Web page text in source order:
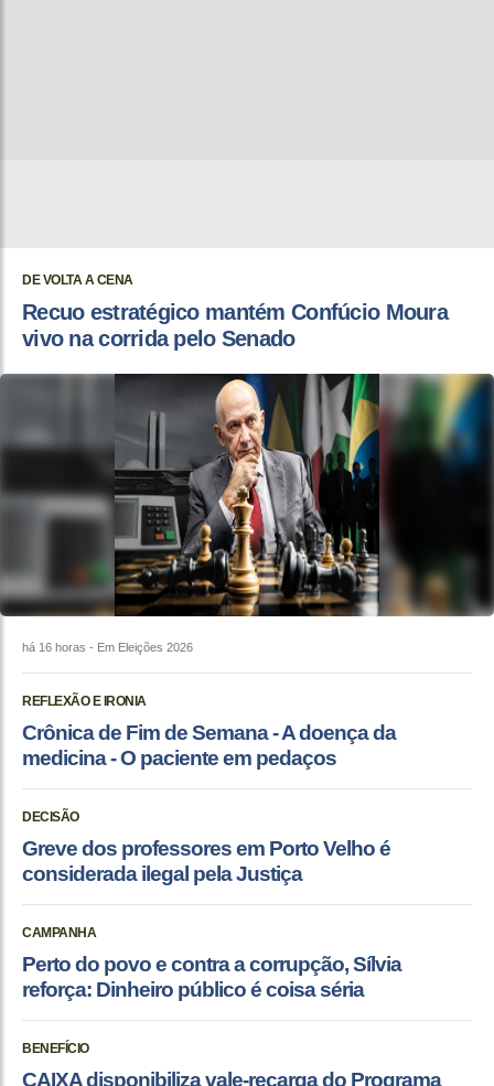
DE VOLTA A CENA
Recuo estratégico mantém Confúcio Moura
vivo na corrida pelo Senado
há 16 horas - Em Eleições 2026
REFLEXÃO E IRONIA
Crônica de Fim de Semana - A doença da
medicina - O paciente em pedaços
DECISÃO
Greve dos professores em Porto Velho é
considerada ilegal pela Justiça
CAMPANHA
Perto do povo e contra a corrupção, Sílvia
reforça: Dinheiro público é coisa séria
BENEFÍCIO
CAIXA disponibiliza vale-recarga do Programa